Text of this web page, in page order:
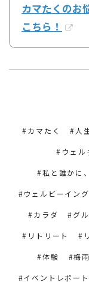
カマたくのお
こちら！
カマたく 人
ウェル
私と誰かに
ウェルビーイング
カラダ グ
リトリート
体験 梅雨
イベントレポート